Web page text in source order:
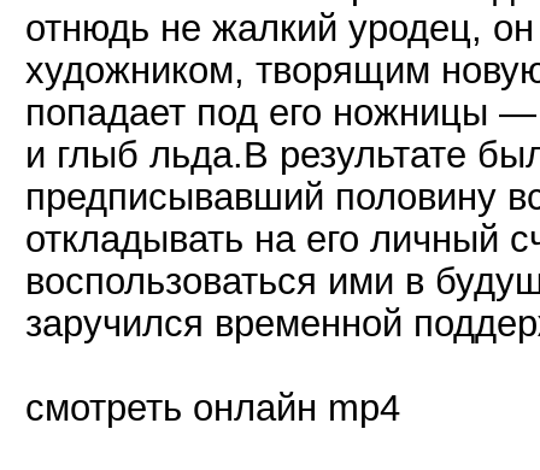
отнюдь не жалкий уродец,
художником, творящим
попадает под его ножницы —
и глыб льда.В результате
предписывавший половину
откладывать на его личный
воспользоваться ими в
заручился временной
смотреть онлайн mp4